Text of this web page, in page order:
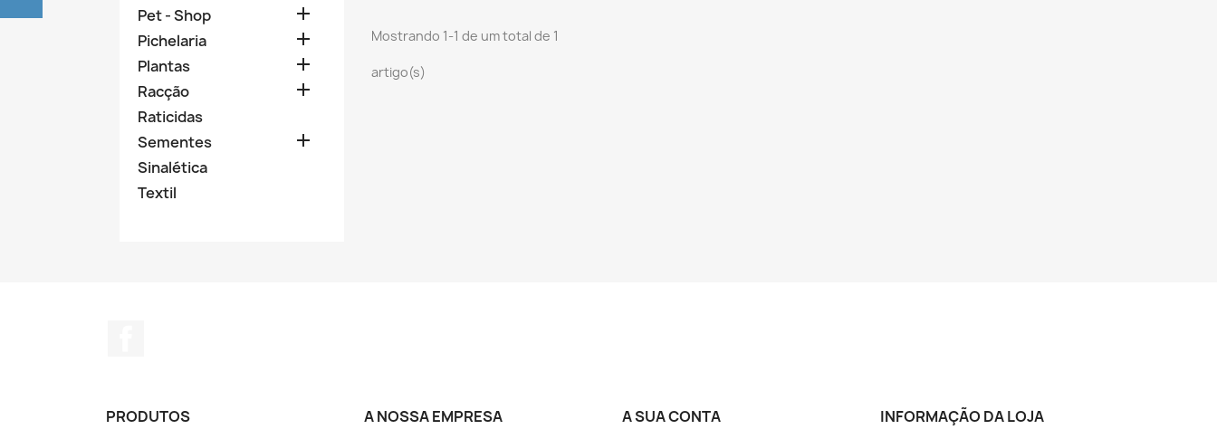
Pet - Shop 
Pichelaria 
Plantas 
Racção 
Raticidas
Sementes

Sinalética
Textil
Mostrando 1-1 de um total de 1
artigo(s)
PRODUTOS A NOSSA EMPRESA A SUA CONTA INFORMAÇÃO DA LOJA